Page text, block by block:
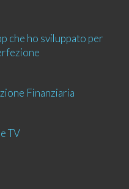
che ho sviluppato per
Finanziaria
TV